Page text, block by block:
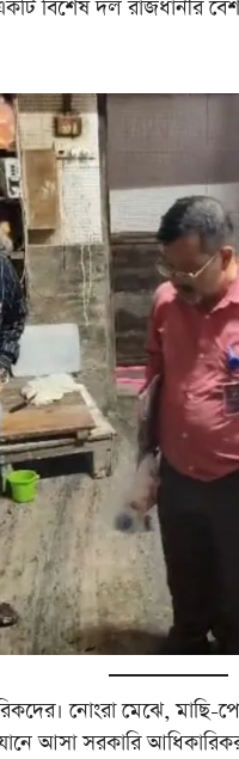
একটি বিশেষ দল রাজধানীর
নোংরা মেঝে, মাছি-
আসা সরকারি